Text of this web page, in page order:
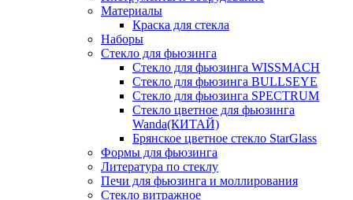
Материалы
Краска для стекла
Наборы
Стекло для фьюзинга
Стекло для фьюзинга WISSMACH
Стекло для фьюзинга BULLSEYE
Стекло для фьюзинга SPECTRUM
Стекло цветное для фьюзинга
Wanda(КИТАЙ)
Брянское цветное стекло StarGlass
Формы для фьюзинга
Литература по стеклу
Печи для фьюзинга и моллирования
Стекло витражное